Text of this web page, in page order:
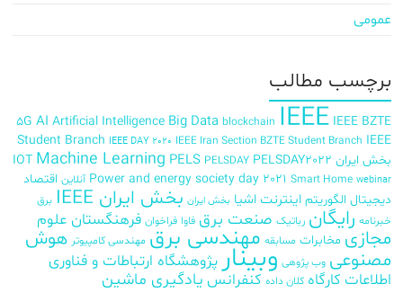
عمومی
برچسب‌ مطالب
5G AI Artificial Intelligence Big Data blockchain IEEE IEEE BZTE
Student Branch IEEE DAY 2020 IEEE Iran Section BZTE Student Branch IEEE
بخش ایران
IOT Machine Learning PELS PELSDAY PELSDAY2022
Power and energy society day 2021 Smart Home webinar آنلاین اقتصاد
دیجیتال الگوریتم اینترنت اشیا بخش ایران بخش ایران IEEE
برق
خبرنامه رایگان رباتیک صنعت برق فاوا فراخوان فرهنگستان علوم
مجازی مخابرات مسابقه مهندسی برق مهندسی کامپیوتر هوش
مصنوعی وب پژوهی وبینارپژوهشگاه ارتباطات و فناوری
اطلاعات کارگاه کلان داده کنفرانس یادگیری ماشین